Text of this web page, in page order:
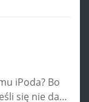
iPoda? Bo
się nie da…